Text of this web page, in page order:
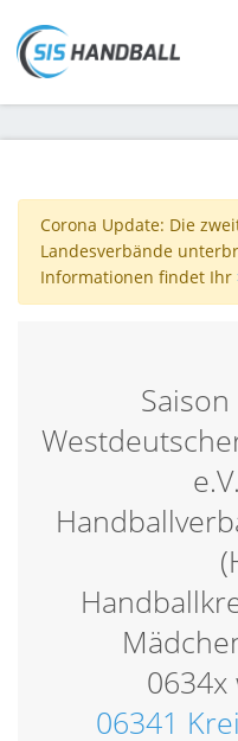
Corona Update: Die
Landesverbände
Informationen findet Ihr
0634x
06341